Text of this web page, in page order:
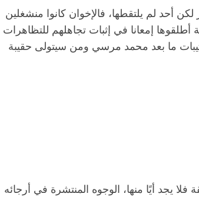
أحد لم يلتقطها، فالإخوان كانوا منشغلين
إمعانا في إثبات تجاهلهم للتظاهرات
ما بعد محمد مرسي ومن سيتولى حقيبة
يجد أيًا منها، الوجوه المنتشرة في أرجائه